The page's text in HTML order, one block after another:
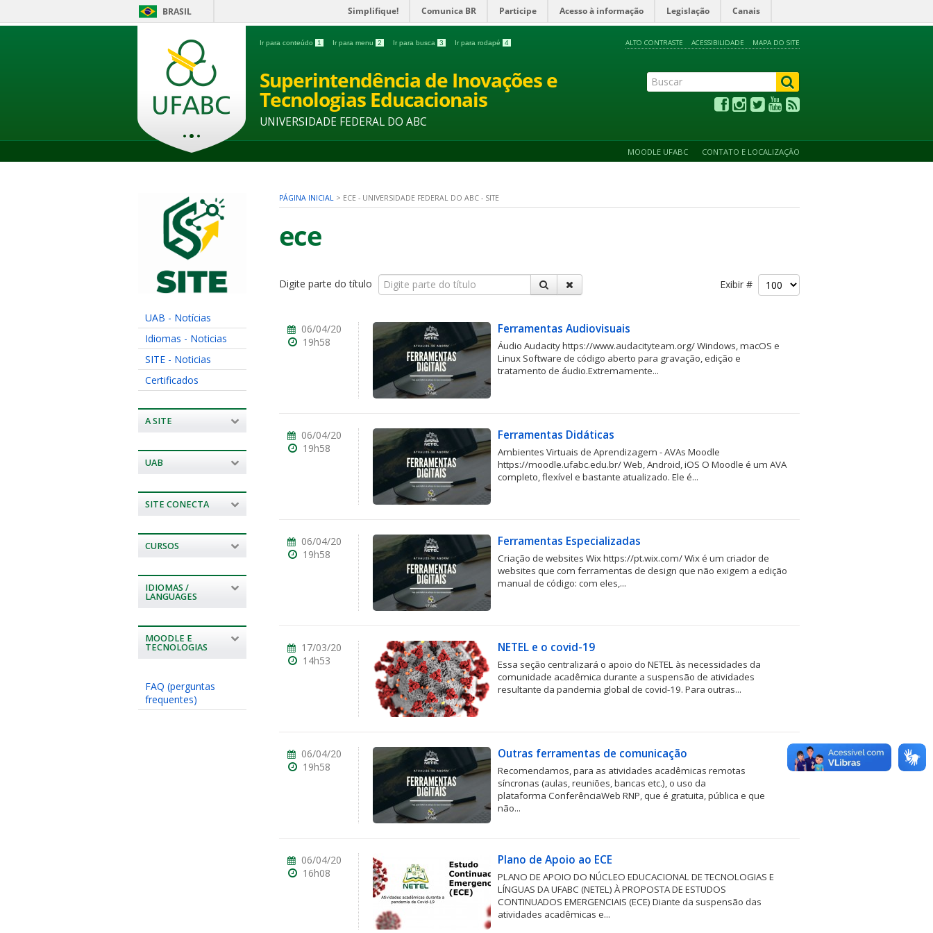
BRASIL Simplifique! Comunica BR Participe Acesso à informação Legislação Canais
Ir para conteúdo 1 Ir para menu 2 Ir para busca 3 Ir para rodapé 4 ALTO CONTRASTE ACESSIBILIDADE MAPA DO SITE
Superintendência de Inovações e
Tecnologias Educacionais
UNIVERSIDADE FEDERAL DO ABC
MOODLE UFABC CONTATO E LOCALIZAÇÃO
UAB - Notícias
Idiomas - Noticias
SITE - Noticias
Certificados
A SITE
UAB
SITE CONECTA
CURSOS
IDIOMAS /
LANGUAGES
MOODLE E
TECNOLOGIAS
FAQ (perguntas
frequentes)
PÁGINA INICIAL > ECE - UNIVERSIDADE FEDERAL DO ABC - SITE
ece
Digite parte do título Exibir #
Ferramentas Audiovisuais
Áudio Audacity https://www.audacityteam.org/ Windows, macOS e
Linux Software de código aberto para gravação, edição e
tratamento de áudio.Extremamente...
06/04/20
19h58
Ferramentas Didáticas
Ambientes Virtuais de Aprendizagem - AVAs Moodle
https://moodle.ufabc.edu.br/ Web, Android, iOS O Moodle é um AVA
completo, flexível e bastante atualizado. Ele é...
06/04/20
19h58
Ferramentas Especializadas
Criação de websites Wix https://pt.wix.com/ Wix é um criador de
websites que com ferramentas de design que não exigem a edição
manual de código: com eles,...
06/04/20
19h58
NETEL e o covid-19
Essa seção centralizará o apoio do NETEL às necessidades da
comunidade acadêmica durante a suspensão de atividades
resultante da pandemia global de covid-19. Para outras...
17/03/20
14h53
Outras ferramentas de comunicação
Recomendamos, para as atividades acadêmicas remotas
síncronas (aulas, reuniões, bancas etc.), o uso da
plataforma ConferênciaWeb RNP, que é gratuita, pública e que
não...
06/04/20
19h58
Plano de Apoio ao ECE
PLANO DE APOIO DO NÚCLEO EDUCACIONAL DE TECNOLOGIAS E
LÍNGUAS DA UFABC (NETEL) À PROPOSTA DE ESTUDOS
CONTINUADOS EMERGENCIAIS (ECE) Diante da suspensão das
atividades acadêmicas e...
06/04/20
16h08